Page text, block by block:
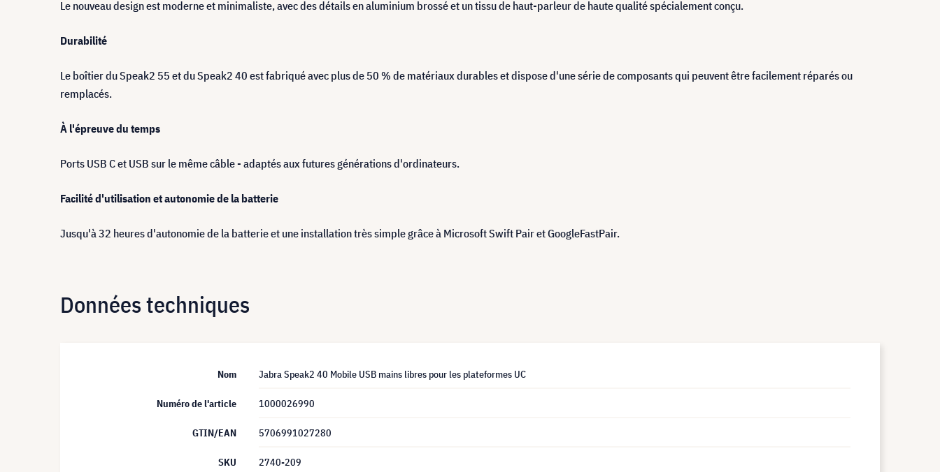
Le nouveau design est moderne et minimaliste, avec des détails en aluminium brossé et un tissu de haut-parleur de haute qualité spécialement conçu.
Durabilité
Le boîtier du Speak2 55 et du Speak2 40 est fabriqué avec plus de 50 % de matériaux durables et dispose d'une série de composants qui peuvent être facilement réparés ou
remplacés.
À l'épreuve du temps
Ports USB C et USB sur le même câble - adaptés aux futures générations d'ordinateurs.
Facilité d'utilisation et autonomie de la batterie
Jusqu'à 32 heures d'autonomie de la batterie et une installation très simple grâce à Microsoft Swift Pair et GoogleFastPair.
Données techniques
Nom Jabra Speak2 40 Mobile USB mains libres pour les plateformes UC
Numéro de l'article 1000026990
GTIN/EAN 5706991027280
SKU 2740-209